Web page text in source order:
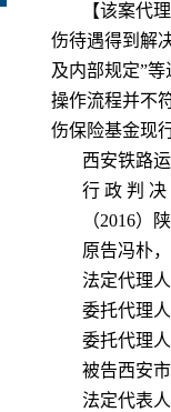
【该案代
伤待遇得到解
及内部规定”
操作流程并不
伤保险基金现
西安铁路
行 政 判 决
（2016）
原告冯朴
法定代理
委托代理
委托代理
被告西安
法定代表